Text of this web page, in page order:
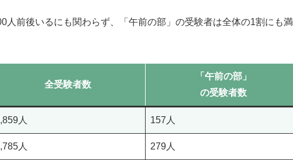
人前後いるにも関わらず、「午前の部」の受験者は全体の1割にも満
全受験者数
「午前の部」
の受験者数
人 157人
人 279人